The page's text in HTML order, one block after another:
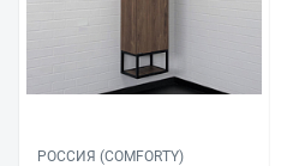
РОССИЯ (COMFORTY)